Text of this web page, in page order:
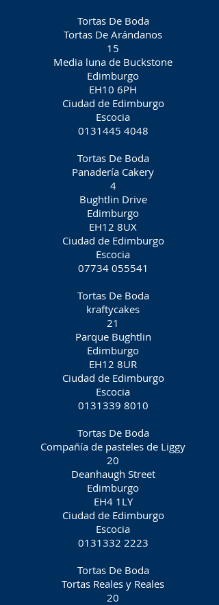
Tortas De Boda
Tortas De Arándanos
15
Media luna de Buckstone
Edimburgo
EH10 6PH
Ciudad de Edimburgo
Escocia
0131445 4048
Tortas De Boda
Panadería Cakery
4
Bughtlin Drive
Edimburgo
EH12 8UX
Ciudad de Edimburgo
Escocia
07734 055541
Tortas De Boda
kraftycakes
21
Parque Bughtlin
Edimburgo
EH12 8UR
Ciudad de Edimburgo
Escocia
0131339 8010
Tortas De Boda
Compañía de pasteles de Liggy
20
Deanhaugh Street
Edimburgo
EH4 1LY
Ciudad de Edimburgo
Escocia
0131332 2223
Tortas De Boda
Tortas Reales y Reales
20